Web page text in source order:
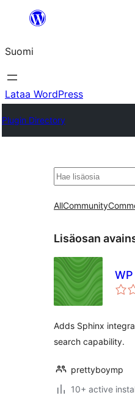
Suomi
Lataa WordPress
Plugin Directory
Etsi
AllCommunity
Lisäosan
Adds Sphinx
search capability.
prettyboymp
10+ active